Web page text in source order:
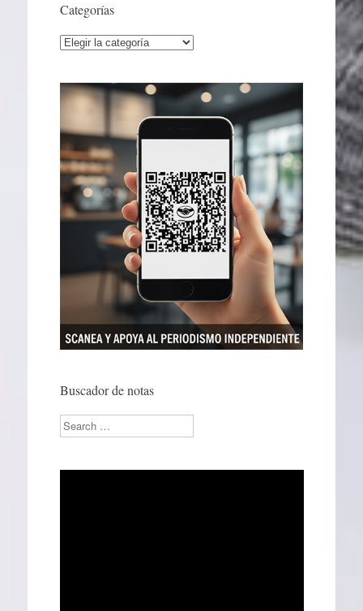
Categorías
Categorías
Buscador de notas
Search